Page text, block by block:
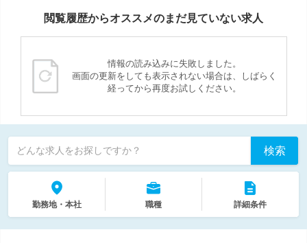
閲覧履歴からオススメのまだ見ていない求人
情報の読み込みに失敗しました。
画面の更新をしても表示されない場合は、しばらく
経ってから再度お試しください。
どんな求人をお探しですか？ 検索
勤務地・本社 職種 詳細条件